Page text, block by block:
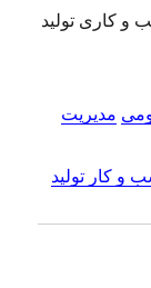
و کاری تولید
مدیریت
و کار تولید